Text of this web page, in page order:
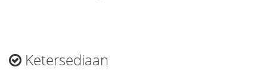
Ketersediaan